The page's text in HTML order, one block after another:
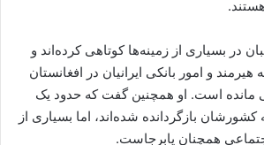
در بسیاری از زمینه‌ها کوتاهی کرده‌اند و
و امور بانکی ایرانیان در افغانستان
مانده است. او همچنین گفت که حدود یک
کشورشان بازگردانده شده‌اند، اما بسیاری از
همچنان پابرجاست.